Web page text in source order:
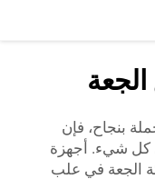
بحث
بنجاح، فإن
كل شيء. أجهزة
الجعة في علب